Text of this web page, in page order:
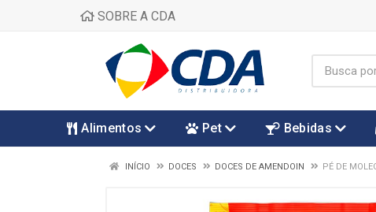
SOBRE A CDA
Alimentos Pet Bebidas
INÍCIO DOCES DOCES DE AMENDOIN PÉ DE